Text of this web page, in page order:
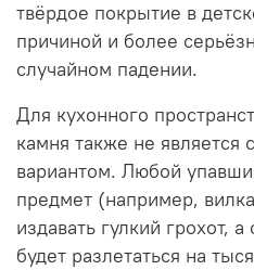
твёрдое покрытие в
причиной и более
случайном падении.
Для кухонного
камня также не
вариантом. Любой
предмет (например,
издавать гулкий грохот,
будет разлетаться на